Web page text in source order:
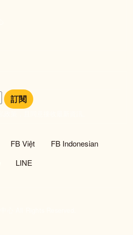
訂閱
FB Việt
FB Indonesian
LINE